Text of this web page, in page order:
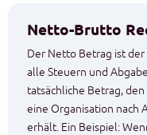
Netto-Brutto
Der Netto Betrag ist
alle Steuern und
tatsächliche Betrag,
eine Organisation nach
erhält. Ein Beispiel: